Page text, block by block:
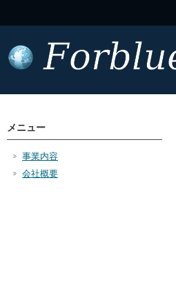
メニュー
事業内容
会社概要